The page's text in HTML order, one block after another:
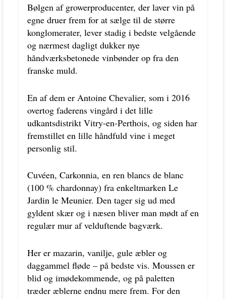
Bølgen af growerproducenter, der laver vin på
egne druer frem for at sælge til de større
konglomerater, lever stadig i bedste velgående
og nærmest dagligt dukker nye
håndværksbetonede vinbønder op fra den
franske muld.
En af dem er Antoine Chevalier, som i 2016
overtog faderens vingård i det lille
udkantsdistrikt Vitry-en-Perthois, og siden har
fremstillet en lille håndfuld vine i meget
personlig stil.
Cuvéen, Carkonnia, en ren blancs de blanc
(100 % chardonnay) fra enkeltmarken Le
Jardin le Meunier. Den tager sig ud med
gyldent skær og i næsen bliver man mødt af en
regulær mur af velduftende bagværk.
Her er mazarin, vanilje, gule æbler og
daggammel fløde – på bedste vis. Moussen er
blid og imødekommende, og på paletten
træder æblerne endnu mere frem. For den